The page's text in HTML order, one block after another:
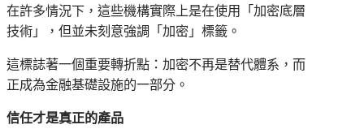
在許多情況下，這些機構實際上是在使用「加密底層
技術」，但並未刻意強調「加密」標籤。
這標誌著一個重要轉折點：加密不再是替代體系，而
正成為金融基礎設施的一部分。
信任才是真正的產品